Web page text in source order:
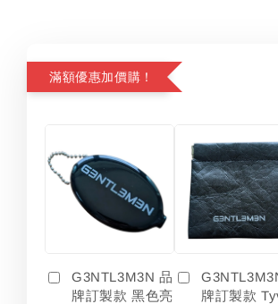
滿額優惠加價購！
G3NTL3M3N 品
牌訂製款 黑色亮
牌訂製款